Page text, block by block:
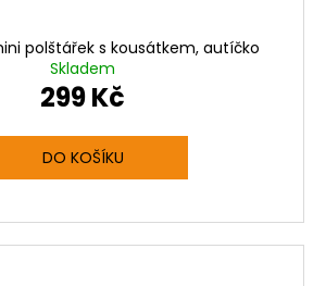
polštářek s kousátkem, autíčko
Skladem
299 Kč
DO KOŠÍKU